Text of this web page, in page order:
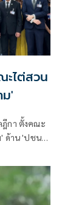
ไต่สวน
'
กา ตั้งคณะ
ด้าน 'ปชน.'